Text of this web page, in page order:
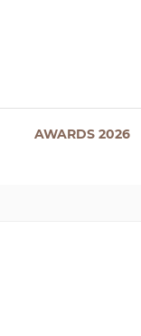
AWARDS 2026